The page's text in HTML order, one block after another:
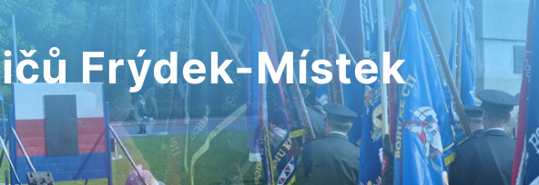
Frýdek-Místek